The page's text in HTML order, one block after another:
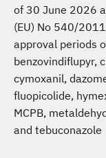
of 30 June 2026
(EU) No 540/
approval periods
benzovindiflupyr,
cymoxanil,
fluopicolide,
MCPB,
and tebuconazole